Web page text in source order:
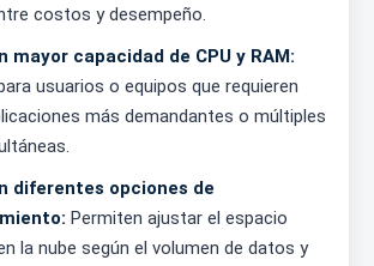
costos y desempeño.
mayor capacidad de CPU y RAM:
usuarios o equipos que requieren
más demandantes o múltiples
diferentes opciones de
Permiten ajustar el espacio
la nube según el volumen de datos y